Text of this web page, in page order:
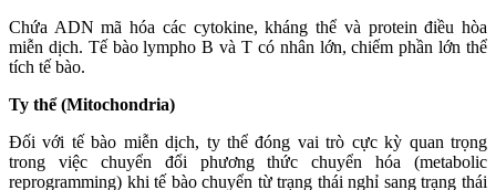
Chứa ADN mã hóa các cytokine, kháng thể và protein điều hòa
miễn dịch. Tế bào lympho B và T có nhân lớn, chiếm phần lớn thể
tích tế bào.
Ty thể (Mitochondria)
Đối với tế bào miễn dịch, ty thể đóng vai trò cực kỳ quan trọng
trong việc chuyển đổi phương thức chuyển hóa (metabolic
reprogramming) khi tế bào chuyển từ trạng thái nghỉ sang trạng thái